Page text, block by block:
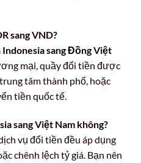
sang VND?
Indonesia sang Đồng Việt
mại, quầy đổi tiền được
tâm thành phố, hoặc
tiền quốc tế.
sang Việt Nam không?
vụ đổi tiền đều áp dụng
chênh lệch tỷ giá. Bạn nên